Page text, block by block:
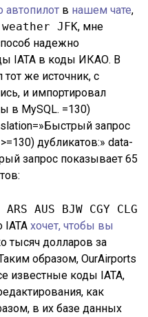
автопилот в нашем чате,
JFK, мне
надежно
IATA в коды ИКАО. В
тот же источник, с
и импортировал
в MySQL. =130)
запрос
дубликатов:» data-
запрос показывает 65
AUS BJW CGY CLG
IATAхочет, чтобы вы
тысяч долларов за
образом, OurAirports
известные коды IATA,
как
в их базе данных